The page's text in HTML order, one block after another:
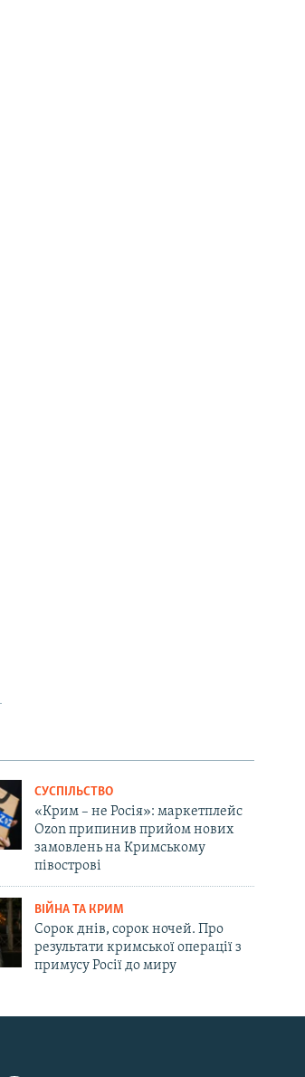
СУСПІЛЬСТВО
«Крим – не Росія»: маркетплейс
Ozon припинив прийом нових
замовлень на Кримському
півострові
ВІЙНА ТА КРИМ
Сорок днів, сорок ночей. Про
результати кримської операції з
примусу Росії до миру